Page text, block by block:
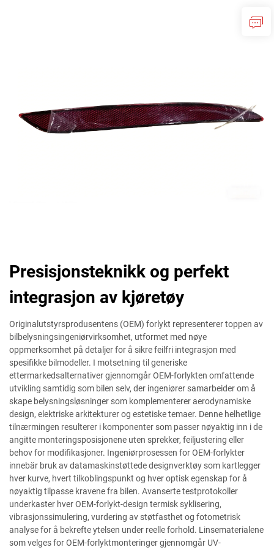
Presisjonsteknikk og perfekt
integrasjon av kjøretøy
Originalutstyrsprodusentens (OEM) forlykt representerer toppen av
bilbelysningsingeniørvirksomhet, utformet med nøye
oppmerksomhet på detaljer for å sikre feilfri integrasjon med
spesifikke bilmodeller. I motsetning til generiske
ettermarkedsalternativer gjennomgår OEM-forlykten omfattende
utvikling samtidig som bilen selv, der ingeniører samarbeider om å
skape belysningsløsninger som komplementerer aerodynamiske
design, elektriske arkitekturer og estetiske temaer. Denne helhetlige
tilnærmingen resulterer i komponenter som passer nøyaktig inn i de
angitte monteringsposisjonene uten sprekker, feiljustering eller
behov for modifikasjoner. Ingeniørprosessen for OEM-forlykter
innebär bruk av datamaskinstøttede designverktøy som kartlegger
hver kurve, hvert tilkoblingspunkt og hver optisk egenskap for å
nøyaktig tilpasse kravene fra bilen. Avanserte testprotokoller
underkaster hver OEM-forlykt-design termisk syklisering,
vibrasjonssimulering, vurdering av støtfasthet og fotometrisk
analyse for å bekrefte ytelsen under reelle forhold. Linsematerialene
som velges for OEM-forlyktmonteringer gjennomgår UV-